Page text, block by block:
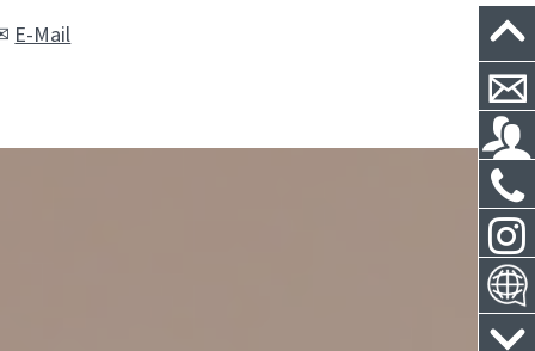
E-Mail